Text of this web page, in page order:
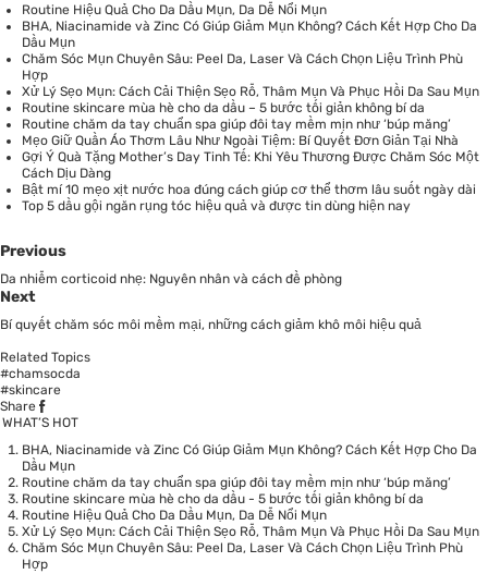
Routine Hiệu Quả Cho Da Dầu Mụn, Da Dễ Nổi Mụn
BHA, Niacinamide và Zinc Có Giúp Giảm Mụn Không? Cách Kết Hợp Cho Da
Dầu Mụn
Chăm Sóc Mụn Chuyên Sâu: Peel Da, Laser Và Cách Chọn Liệu Trình Phù
Hợp
Xử Lý Sẹo Mụn: Cách Cải Thiện Sẹo Rỗ, Thâm Mụn Và Phục Hồi Da Sau Mụn
Routine skincare mùa hè cho da dầu – 5 bước tối giản không bí da
Routine chăm da tay chuẩn spa giúp đôi tay mềm mịn như ‘búp măng’
Mẹo Giữ Quần Áo Thơm Lâu Như Ngoài Tiệm: Bí Quyết Đơn Giản Tại Nhà
Gợi Ý Quà Tặng Mother’s Day Tinh Tế: Khi Yêu Thương Được Chăm Sóc Một
Cách Dịu Dàng
Bật mí 10 mẹo xịt nước hoa đúng cách giúp cơ thể thơm lâu suốt ngày dài
Top 5 dầu gội ngăn rụng tóc hiệu quả và được tin dùng hiện nay
Previous
Da nhiễm corticoid nhẹ: Nguyên nhân và cách đề phòng
Next
Bí quyết chăm sóc môi mềm mại, những cách giảm khô môi hiệu quả
Related Topics
#chamsocda
#skincare
Share
WHAT’S HOT
BHA, Niacinamide và Zinc Có Giúp Giảm Mụn Không? Cách Kết Hợp Cho Da
Dầu Mụn
Routine chăm da tay chuẩn spa giúp đôi tay mềm mịn như ‘búp măng’
Routine skincare mùa hè cho da dầu - 5 bước tối giản không bí da
Routine Hiệu Quả Cho Da Dầu Mụn, Da Dễ Nổi Mụn
Xử Lý Sẹo Mụn: Cách Cải Thiện Sẹo Rỗ, Thâm Mụn Và Phục Hồi Da Sau Mụn
Chăm Sóc Mụn Chuyên Sâu: Peel Da, Laser Và Cách Chọn Liệu Trình Phù
Hợp